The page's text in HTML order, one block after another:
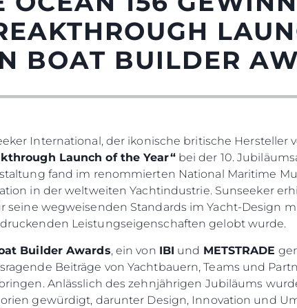
BOAT BUILDER
International, der ikonische britische
Launch of the Year“bei der 10.
fand im renommierten National Maritime
in der weltweiten Yachtindustrie. Sunseeker
seine wegweisenden Standards im Yacht-Design
Leistungseigenschaften gelobt wurde.
Builder Awards, ein von IBI und METSTRADE
Beiträge von Yachtbauern, Teams und
Anlässlich des zehnjährigen Jubiläums
gewürdigt, darunter Design, Innovation und